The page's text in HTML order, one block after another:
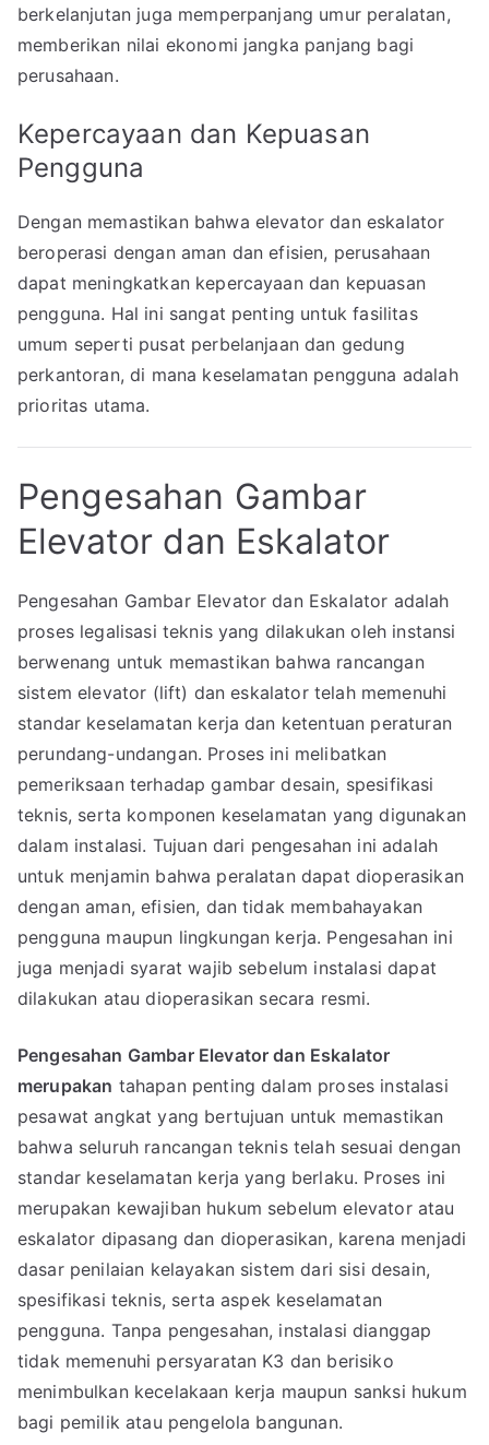
berkelanjutan juga memperpanjang umur peralatan,
memberikan nilai ekonomi jangka panjang bagi
perusahaan.
Kepercayaan dan Kepuasan
Pengguna
Dengan memastikan bahwa elevator dan eskalator
beroperasi dengan aman dan efisien, perusahaan
dapat meningkatkan kepercayaan dan kepuasan
pengguna. Hal ini sangat penting untuk fasilitas
umum seperti pusat perbelanjaan dan gedung
perkantoran, di mana keselamatan pengguna adalah
prioritas utama.
Pengesahan Gambar
Elevator dan Eskalator
Pengesahan Gambar Elevator dan Eskalator adalah
proses legalisasi teknis yang dilakukan oleh instansi
berwenang untuk memastikan bahwa rancangan
sistem elevator (lift) dan eskalator telah memenuhi
standar keselamatan kerja dan ketentuan peraturan
perundang-undangan. Proses ini melibatkan
pemeriksaan terhadap gambar desain, spesifikasi
teknis, serta komponen keselamatan yang digunakan
dalam instalasi. Tujuan dari pengesahan ini adalah
untuk menjamin bahwa peralatan dapat dioperasikan
dengan aman, efisien, dan tidak membahayakan
pengguna maupun lingkungan kerja. Pengesahan ini
juga menjadi syarat wajib sebelum instalasi dapat
dilakukan atau dioperasikan secara resmi.
Pengesahan Gambar Elevator dan Eskalator
merupakan tahapan penting dalam proses instalasi
pesawat angkat yang bertujuan untuk memastikan
bahwa seluruh rancangan teknis telah sesuai dengan
standar keselamatan kerja yang berlaku. Proses ini
merupakan kewajiban hukum sebelum elevator atau
eskalator dipasang dan dioperasikan, karena menjadi
dasar penilaian kelayakan sistem dari sisi desain,
spesifikasi teknis, serta aspek keselamatan
pengguna. Tanpa pengesahan, instalasi dianggap
tidak memenuhi persyaratan K3 dan berisiko
menimbulkan kecelakaan kerja maupun sanksi hukum
bagi pemilik atau pengelola bangunan.